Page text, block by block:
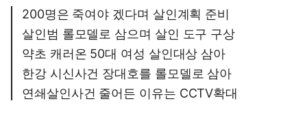
200명은 죽여야 겠다며 살인계획 준비
살인범 롤모델로 삼으며 살인 도구 구상
약초 캐러온 50대 여성 살인대상 삼아
한강 시신사건 장대호를 롤모델로 삼아
연쇄살인사건 줄어든 이유는 CCTV확대